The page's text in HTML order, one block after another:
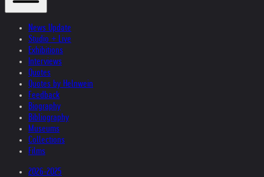
News Update
Studio + Live
Exhibitions
Interviews
Quotes
Quotes by Helnwein
Feedback
Biography
Bibliography
Museums
Collections
Films
2026-2025